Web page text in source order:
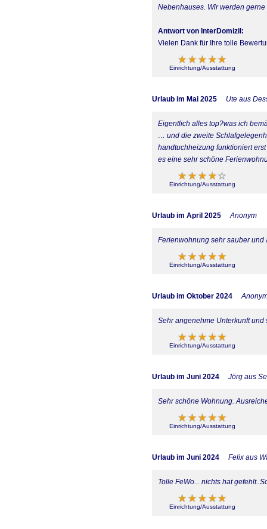
Nebenhauses. Wir werden
Antwort von InterDomizil:
Vielen Dank für Ihre tolle
Einrichtung/Ausstattung
Urlaub im Mai 2025 Ute aus
Eigentlich alles top?was ich
… und die zweite
handtuchheizung funktioniert
es eine sehr schöne
Einrichtung/Ausstattung
Urlaub im April 2025 Anonym
Ferienwohnung sehr sauber und
Einrichtung/Ausstattung
Urlaub im Oktober 2024
Sehr angenehme Unterkunft
Einrichtung/Ausstattung
Urlaub im Juni 2024 Jörg aus
Sehr schöne Wohnung.
Einrichtung/Ausstattung
Urlaub im Juni 2024 Felix aus
Tolle FeWo... nichts hat
Einrichtung/Ausstattung